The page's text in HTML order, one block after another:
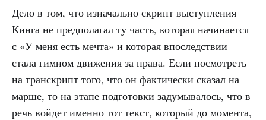
Дело в том, что изначально скрипт выступления
Кинга не предполагал ту часть, которая начинается
с «У меня есть мечта» и которая впоследствии
стала гимном движения за права. Если посмотреть
на транскрипт того, что он фактически сказал на
марше, то на этапе подготовки задумывалось, что в
речь войдет именно тот текст, который до момента,